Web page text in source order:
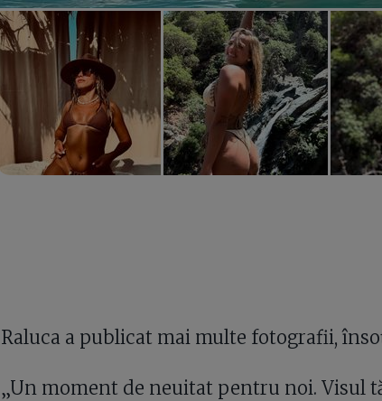
Raluca a publicat mai multe fotografii,
„Un moment de neuitat pentru noi. Visul